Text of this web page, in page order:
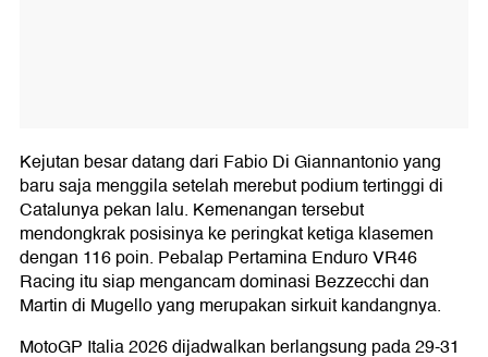
Kejutan besar datang dari Fabio Di Giannantonio yang
baru saja menggila setelah merebut podium tertinggi di
Catalunya pekan lalu. Kemenangan tersebut
mendongkrak posisinya ke peringkat ketiga klasemen
dengan 116 poin. Pebalap Pertamina Enduro VR46
Racing itu siap mengancam dominasi Bezzecchi dan
Martin di Mugello yang merupakan sirkuit kandangnya.
MotoGP Italia 2026 dijadwalkan berlangsung pada 29-31